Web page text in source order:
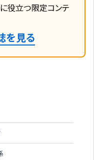
役立つ限定コンテ
を見る